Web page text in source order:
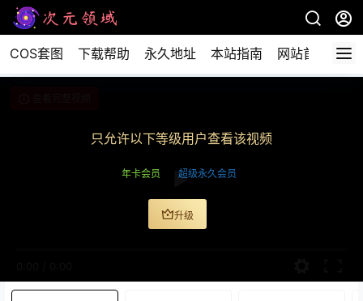
COS套图 下载帮助 永久地址 本站指南 网站首页
只允许以下等级用户查看该视频
年卡会员 超级永久会员
升级